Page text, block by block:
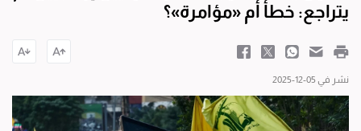
يتراجع: خطأ أم «مؤامرة»؟
نشر في 05-12-2025